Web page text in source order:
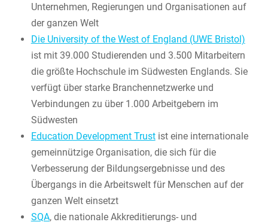
Unternehmen, Regierungen und Organisationen auf
der ganzen Welt
Die University of the West of England (UWE Bristol)
ist mit 39.000 Studierenden und 3.500 Mitarbeitern
die größte Hochschule im Südwesten Englands. Sie
verfügt über starke Branchennetzwerke und
Verbindungen zu über 1.000 Arbeitgebern im
Südwesten
Education Development Trustist eine internationale
gemeinnützige Organisation, die sich für die
Verbesserung der Bildungsergebnisse und des
Übergangs in die Arbeitswelt für Menschen auf der
ganzen Welt einsetzt
SQA, die nationale Akkreditierungs- und